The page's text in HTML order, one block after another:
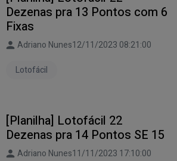
Dezenas pra 13 Pontos com 6
Fixas
Adriano Nunes12/11/2023 08:21:00
Lotofácil
[Planilha] Lotofácil 22
Dezenas pra 14 Pontos SE 15
Adriano Nunes11/11/2023 17:10:00